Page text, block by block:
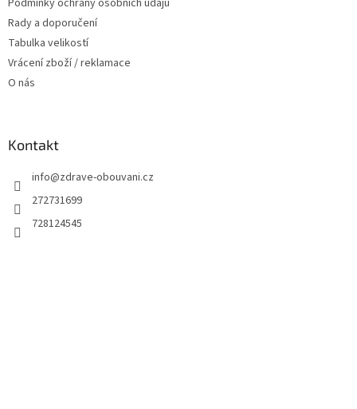
Podmínky ochrany osobních údajů
Rady a doporučení
Tabulka velikostí
Vrácení zboží / reklamace
O nás
Kontakt
info@zdrave-obouvani.cz
272731699
728124545